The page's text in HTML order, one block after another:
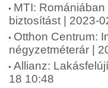
MTI:
biztosítást | 2023-
Otthon Centrum:
négyzetméterár |
Allianz:
18 10:48